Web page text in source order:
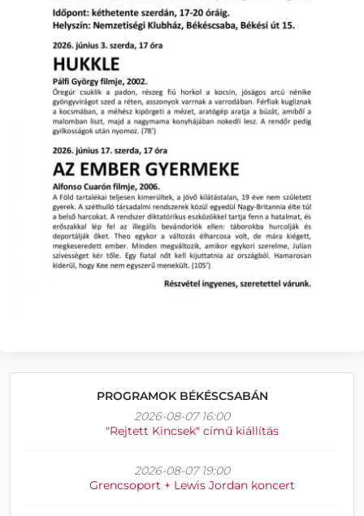
PROGRAMOK BÉKÉSCSABÁN
2026-08-07 16:00
"Rejtett Kincsek" című kiállítás
2026-08-07 19:00
Grencsoport + Lewis Jordan koncert